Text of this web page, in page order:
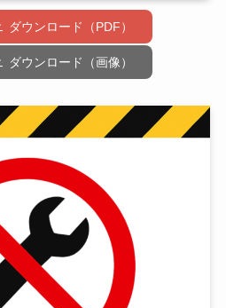
ダウンロード（PDF）
ダウンロード（画像）